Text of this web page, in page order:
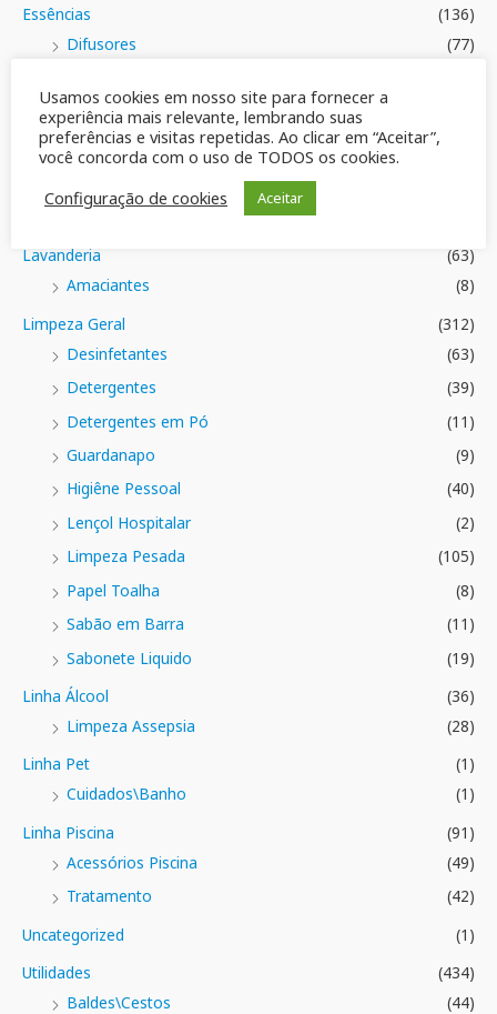
Essências
(136)
Difusores
(77)
Frascos
Tampas e Válvulas
Lavanderia
(63)
Amaciantes
(8)
Limpeza Geral
(312)
Desinfetantes
(63)
Detergentes
(39)
Detergentes em Pó
(11)
Guardanapo
(9)
Higiêne Pessoal
(40)
Lençol Hospitalar
(2)
Limpeza Pesada
(105)
Papel Toalha
(8)
Sabão em Barra
(11)
Sabonete Liquido
(19)
Linha Álcool
(36)
Limpeza Assepsia
(28)
Linha Pet
(1)
Cuidados\Banho
(1)
Linha Piscina
(91)
Acessórios Piscina
(49)
Tratamento
(42)
Uncategorized
(1)
Utilidades
(434)
Baldes\Cestos
(44)
Usamos cookies em nosso site para fornecer a
experiência mais relevante, lembrando suas
preferências e visitas repetidas. Ao clicar em “Aceitar”,
você concorda com o uso de TODOS os cookies.
Configuração de cookies
Aceitar